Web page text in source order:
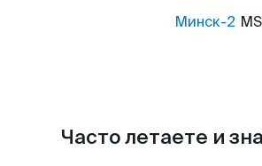
Минск-2
Часто летаете и